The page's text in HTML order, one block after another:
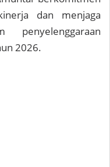
dan menjaga
penyelenggaraan
2026.